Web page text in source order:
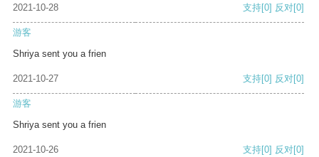
2021-10-28 支持[0] 反对[0]
游客
Shriya sent you a frien
2021-10-27 支持[0] 反对[0]
游客
Shriya sent you a frien
2021-10-26 支持[0] 反对[0]